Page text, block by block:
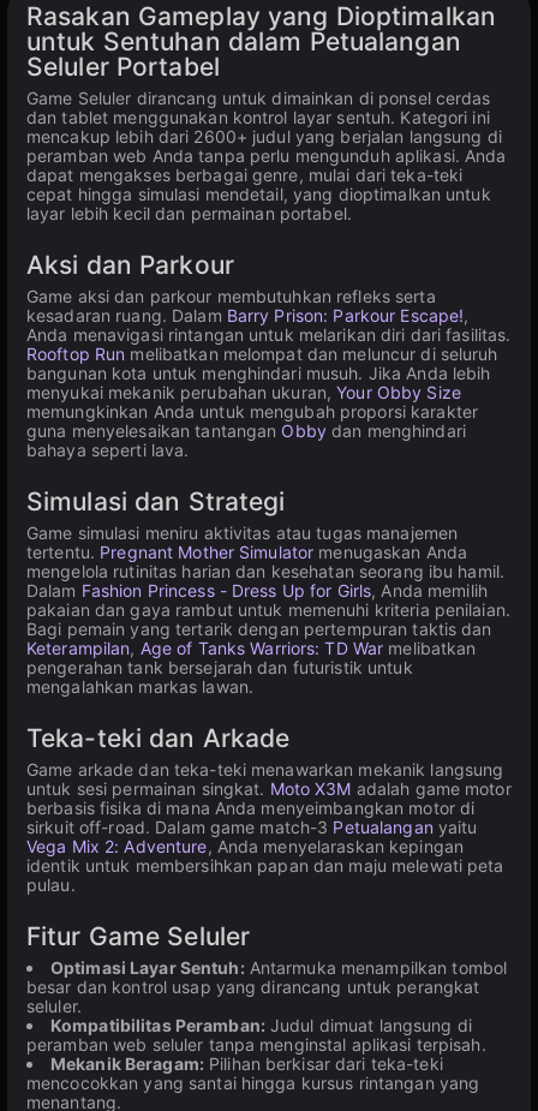
Rasakan Gameplay yang Dioptimalkan
untuk Sentuhan dalam Petualangan
Seluler Portabel
Game Seluler dirancang untuk dimainkan di ponsel cerdas
dan tablet menggunakan kontrol layar sentuh. Kategori ini
mencakup lebih dari 2600+ judul yang berjalan langsung di
peramban web Anda tanpa perlu mengunduh aplikasi. Anda
dapat mengakses berbagai genre, mulai dari teka-teki
cepat hingga simulasi mendetail, yang dioptimalkan untuk
layar lebih kecil dan permainan portabel.
Aksi dan Parkour
Game aksi dan parkour membutuhkan refleks serta
kesadaran ruang. Dalam Barry Prison: Parkour Escape!,
Anda menavigasi rintangan untuk melarikan diri dari fasilitas.
Rooftop Run melibatkan melompat dan meluncur di seluruh
bangunan kota untuk menghindari musuh. Jika Anda lebih
menyukai mekanik perubahan ukuran,Your Obby Size
memungkinkan Anda untuk mengubah proporsi karakter
guna menyelesaikan tantangan Obbydan menghindari
bahaya seperti lava.
Simulasi dan Strategi
Game simulasi meniru aktivitas atau tugas manajemen
tertentu. Pregnant Mother Simulator menugaskan Anda
mengelola rutinitas harian dan kesehatan seorang ibu hamil.
Dalam Fashion Princess - Dress Up for Girls, Anda memilih
pakaian dan gaya rambut untuk memenuhi kriteria penilaian.
Bagi pemain yang tertarik dengan pertempuran taktis dan
Keterampilan, Age of Tanks Warriors: TD War melibatkan
pengerahan tank bersejarah dan futuristik untuk
mengalahkan markas lawan.
Teka-teki dan Arkade
Game arkade dan teka-teki menawarkan mekanik langsung
untuk sesi permainan singkat. Moto X3M adalah game motor
berbasis fisika di mana Anda menyeimbangkan motor di
sirkuit off-road. Dalam game match-3 Petualangan yaitu
Vega Mix 2: Adventure, Anda menyelaraskan kepingan
identik untuk membersihkan papan dan maju melewati peta
pulau.
Fitur Game Seluler
Optimasi Layar Sentuh: Antarmuka menampilkan tombol
besar dan kontrol usap yang dirancang untuk perangkat
seluler.
Kompatibilitas Peramban: Judul dimuat langsung di
peramban web seluler tanpa menginstal aplikasi terpisah.
Mekanik Beragam: Pilihan berkisar dari teka-teki
mencocokkan yang santai hingga kursus rintangan yang
menantang.